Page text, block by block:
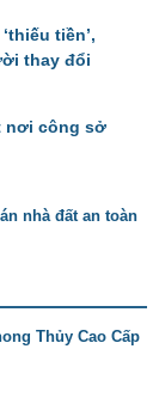
tiền’,
thay đổi
nơi công sở